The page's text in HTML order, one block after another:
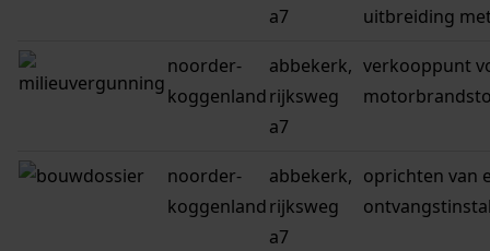
a7
uitbreiding
noorder-
koggenland
abbekerk,
rijksweg
a7
verkooppunt
noorder-
koggenland
abbekerk,
rijksweg
a7
oprichten van